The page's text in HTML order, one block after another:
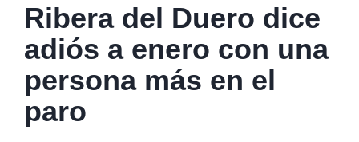
Ribera del Duero dice
adiós a enero con una
persona más en el
paro